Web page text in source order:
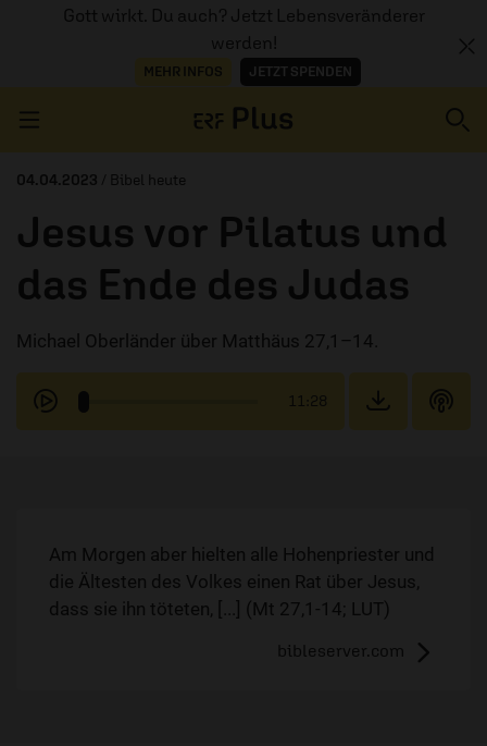
Gott wirkt. Du auch? Jetzt Lebensveränderer
werden!
MEHR INFOS JETZT SPENDEN
AUDIOTHEK
PROGRAMM
MITMACHEN
04.04.2023 / Bibel heute
Jesus vor Pilatus und
das Ende des Judas
Michael Oberländer über Matthäus 27,1–14.
11:28
Am Morgen aber hielten alle Hohenpriester und
die Ältesten des Volkes einen Rat über Jesus,
dass sie ihn töteten, [...] (Mt 27,1-14; LUT)
bibleserver.com